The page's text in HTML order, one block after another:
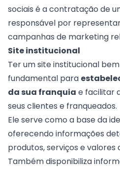
sociais é a contratação de
responsável por
campanhas de marketing
Site institucional
Ter umsite institucional
fundamental para
da sua franquia e facilitar
seus clientes e franqueados.
Ele serve como a base da
oferecendo informações
produtos, serviços e valores
Também disponibiliza